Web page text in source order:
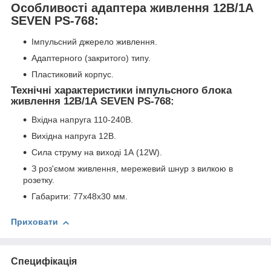
Особливості адаптера живлення 12В/1А
SEVEN PS-768:
Імпульсний джерело живлення.
Адаптерного (закритого) типу.
Пластиковий корпус.
Технічні характеристики імпульсного блока
живлення 12В/1А SEVEN PS-768:
Вхідна напруга 110-240В.
Вихідна напруга 12В.
Сила струму на виході 1А (12W).
З роз'ємом живлення, мережевий шнур з вилкою в
розетку.
Габарити: 77х48х30 мм.
Приховати
Специфікація